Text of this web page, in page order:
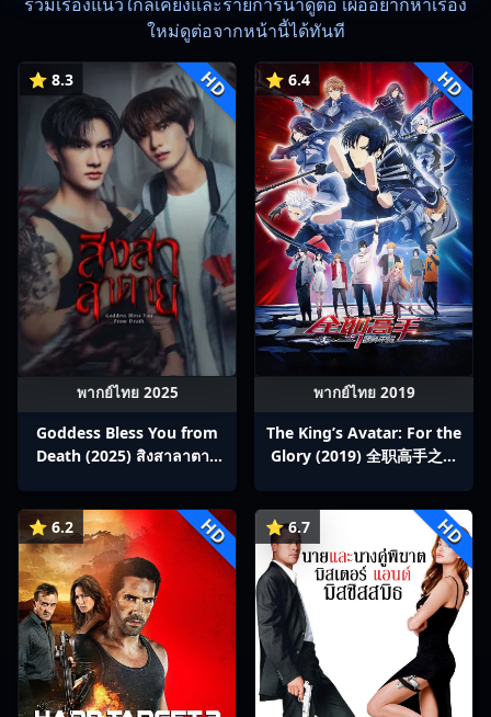
ใหม่ดูต่อจากหน้านี้ได้ทันที
⭐ 8.3 HD
พากย์ไทย 2025
Goddess Bless You from
Death (2025) สิงสาลาตาย
⭐ 6.4 HD
พากย์ไทย 2019
The King’s Avatar: For the
Glory (2019) 全职高手之巅
⭐ 6.2 HD ⭐ 6.7 HD